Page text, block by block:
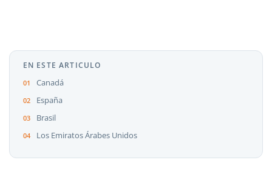
EN ESTE ARTICULO
Canadá
España
Brasil
Los Emiratos Árabes Unidos